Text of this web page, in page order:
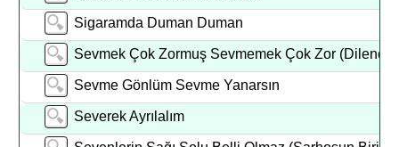
Sigaramda Duman Duman
Sevmek Çok Zormuş Sevmemek Çok Zor (Dilenci)
Sevme Gönlüm Sevme Yanarsın
Severek Ayrılalım